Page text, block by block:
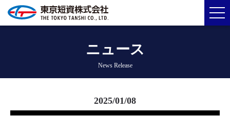
ニュース
News Release
2025/01/08